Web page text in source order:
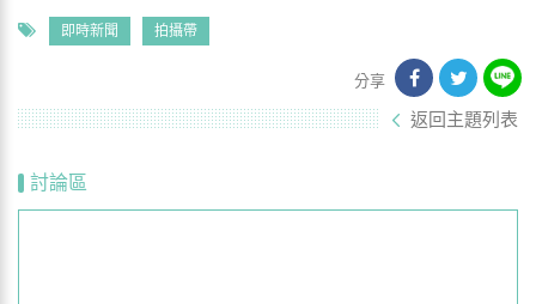
即時新聞 拍攝帶
分享
返回主題列表
討論區